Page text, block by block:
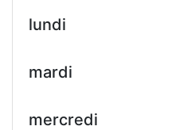
lundi
mardi
mercredi